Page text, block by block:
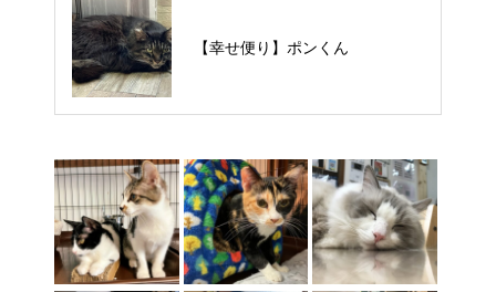
【幸せ便り】ポンくん
【里親様募集中】タルトくん